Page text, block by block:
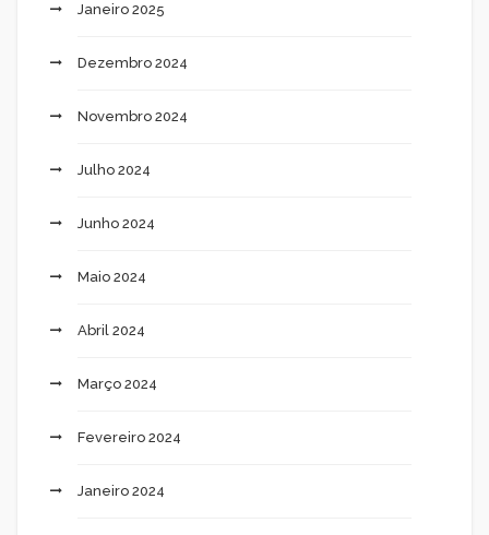
Janeiro 2025
Dezembro 2024
Novembro 2024
Julho 2024
Junho 2024
Maio 2024
Abril 2024
Março 2024
Fevereiro 2024
Janeiro 2024